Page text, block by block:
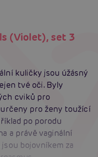
(Violet), set 3
kuličky jsou úžásný
tvé oči. Byly
cviků pro
pro ženy toužící
po porodu
a právě vaginální
jsou bojovníkem za